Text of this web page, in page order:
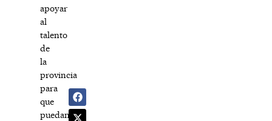
apoyar
al
talento
de
la
provincia
para
que
puedan